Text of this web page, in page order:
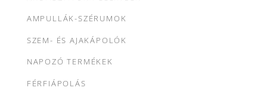
AMPULLÁK-SZÉRUMOK
SZEM- ÉS AJAKÁPOLÓK
NAPOZÓ TERMÉKEK
FÉRFIÁPOLÁS